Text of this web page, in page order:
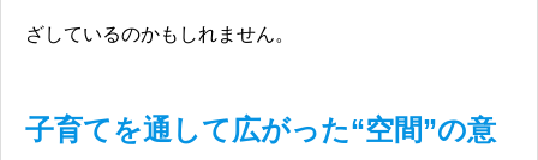
ざしているのかもしれません。
子育てを通して広がった“空間”の意